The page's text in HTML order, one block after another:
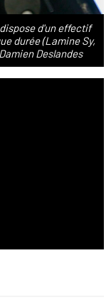
d'un effectif
durée (Lamine Sy,
Deslandes